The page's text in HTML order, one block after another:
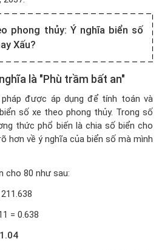
phong thủy: Ý nghĩa biển số
Xấu?
là "Phù trầm bất an"
pháp được áp dụng để tính toán và
số xe theo phong thủy. Trong số
thức phổ biến là chia số biển cho
hơn về ý nghĩa của biển số mà mình
cho 80 như sau:
= 0.638